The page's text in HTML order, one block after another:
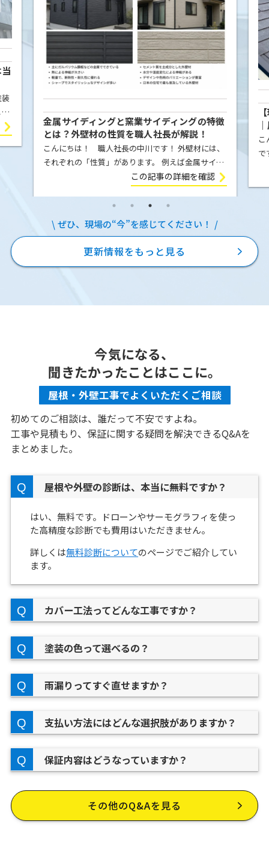
金属サイディングと窯業サイディングの特徴
とは？外壁材の性質を職人社長が解説！
こんにちは！ 職人社長の中川です！ 外壁材には、
それぞれの「性質」があります。 例えば金属サイデ
ィング（ガルバリウム鋼板）は、気温の変化によっ
て膨張したり収縮したりします。夏の強い日差しを
受ければ少し伸び、冬に気温が下が […]
この記事の詳細を確認
で
ぜひ、現場の“今”を感じてください！
更新情報をもっと見る
今気になる、
聞きたかったことはここに。
屋根・外壁工事でよくいただくご相談
初めてのご相談は、誰だって不安ですよね。
工事や見積もり、保証に関する疑問を解決できるQ&Aを
まとめました。
屋根や外壁の診断は、本当に無料ですか？
はい、無料です。ドローンやサーモグラフィを使っ
た高精度な診断でも費用はいただきません。
詳しくは無料診断についてのページでご紹介してい
ます。
カバー工法ってどんな工事ですか？
塗装の色って選べるの？
雨漏りってすぐ直せますか？
支払い方法にはどんな選択肢がありますか？
保証内容はどうなっていますか？
その他のQ&Aを見る